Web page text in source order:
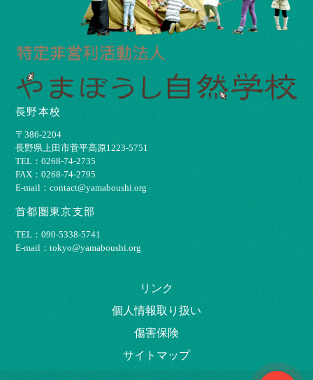
長野本校
〒386-2204
⻑野県上⽥市菅平⾼原1223-5751
TEL：0268-74-2735
FAX：0268-74-2795
E-mail：contact@yamaboushi.org
首都圏東京支部
TEL：090-5338-5741
E-mail：tokyo@yamaboushi.org
リンク
個⼈情報取り扱い
傷害保険
サイトマップ